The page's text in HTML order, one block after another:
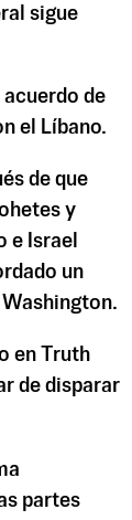
sigue
acuerdo de
el Líbano.
de que
y
e Israel
un
en Truth
de disparar
partes